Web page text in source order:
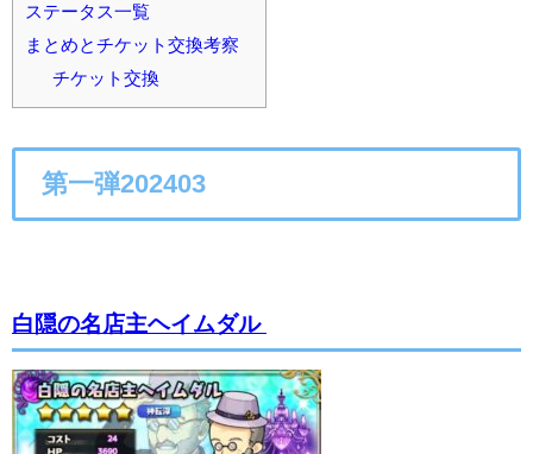
ステータス一覧
まとめとチケット交換考察
チケット交換
第一弾202403
白隠の名店主ヘイムダル